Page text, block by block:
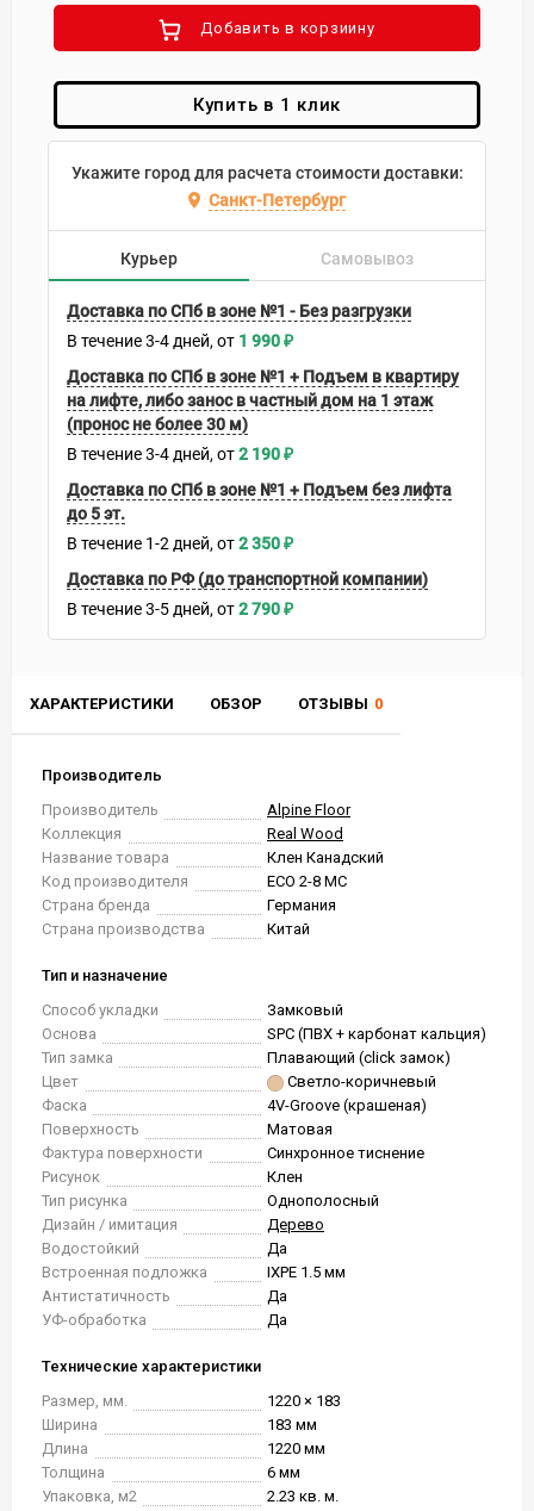
ХАРАКТЕРИСТИКИ ОБЗОР ОТЗЫВЫ 0
Производитель
Производитель
Alpine Floor
Коллекция
Real Wood
Название товара
Клен Канадский
Код производителя
ЕСО 2-8 MC
Страна бренда
Германия
Страна производства
Китай
Тип и назначение
Способ укладки
Замковый
Основа
SPC (ПВХ + карбонат кальция)
Тип замка
Плавающий (click замок)
Цвет
Светло-коричневый
Фаска
4V-Groove (крашеная)
Поверхность
Матовая
Фактура поверхности
Синхронное тиснение
Рисунок
Клен
Тип рисунка
Однополосный
Дизайн / имитация
Дерево
Водостойкий
Да
Встроенная подложка
IXPE 1.5 мм
Антистатичность
Да
УФ-обработка
Да
Технические характеристики
Размер, мм.
1220 × 183
Ширина
183 мм
Длина
1220 мм
Толщина
6 мм
Упаковка, м2
2.23 кв. м.
Добавить в корзиину
Купить в 1 клик
Укажите город для расчета стоимости доставки:
Санкт-Петербург
Курьер Самовывоз
Доставка по СПб в зоне №1 - Без разгрузки
В течение3-4 дней 1 990₽
Доставка по СПб в зоне №1 + Подъем в квартиру
на лифте, либо занос в частный дом на 1 этаж
(пронос не более 30 м)
В течение3-4 дней 2 190₽
Доставка по СПб в зоне №1 + Подъем без лифта
до 5 эт.
В течение 1-2 дней 2 350₽
Доставка по РФ (до транспортной компании)
В течение3-5 дней 2 790₽